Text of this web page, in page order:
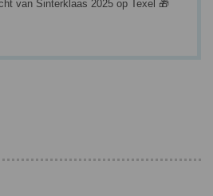
van Sinterklaas 2025 op Texel 🎁